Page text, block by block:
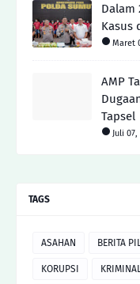
Dalam
Kasus
Maret
AMP
Tapsel
Juli 07,
TAGS
ASAHAN BERITA
KORUPSI KRIMINAL